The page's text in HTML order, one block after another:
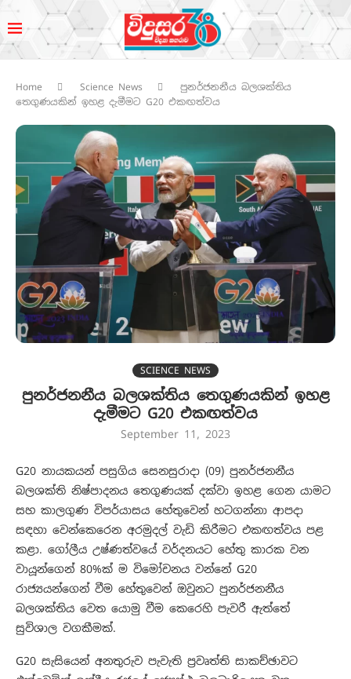
Home Science News
පුනර්ජනනීය බලශක්තිය
තෙගුණයකින් ඉහළ දැමීමට G20 එකඟත්වය
SCIENCE NEWS
පුනර්ජනනීය බලශක්තිය තෙගුණයකින් ඉහළ
දැමීමට G20 එකඟත්වය
September 11, 2023
G20 නායකයන් පසුගිය සෙනසුරාදා (09) පුනර්ජනනීය
බලශක්ති නිෂ්පාදනය තෙගුණයක් දක්වා ඉහළ ගෙන යාමට
සහ කාලගුණ විපර්යාසය හේතුවෙන් හටගන්නා ආපදා
සඳහා වෙන්කෙරෙන අරමුදල් වැඩි කිරීමට එකඟත්වය පළ
කළා. ගෝලීය උෂ්ණත්වයේ වර්දනයට හේතු කාරක වන
වායූන්ගෙන් 80%ක් ම විමෝචනය වන්නේ G20
රාජ්‍යයන්ගෙන් වීම හේතුවෙන් ඔවුනට පුනර්ජනනීය
බලශක්තිය වෙත යොමු වීම කෙරෙහි පැවරී ඇත්තේ
සුවිශාල වගකීමක්.
G20 සැසියෙන් අනතුරුව පැවැති ප්‍රවෘත්ති සාකච්ඡාවට